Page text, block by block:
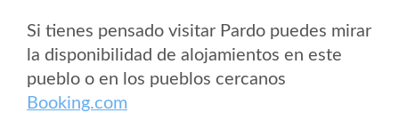
Si tienes pensado visitar Pardo puedes mirar
la disponibilidad de alojamientos en este
pueblo o en los pueblos cercanos
Booking.com